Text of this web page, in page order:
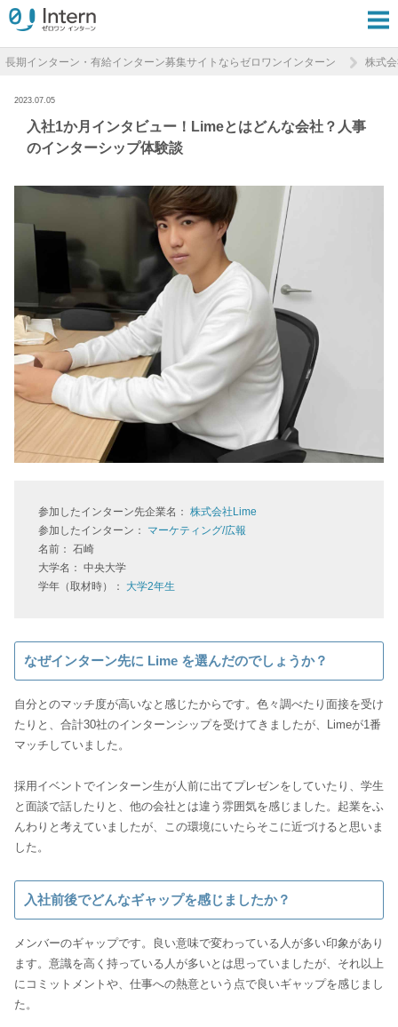
長期インターン・有給インターン募集サイトならゼロワンインターン 株式
2023.07.05
入社1か月インタビュー！Limeとはどんな会社？人事
のインターシップ体験談
参加したインターン先企業名： 株式会社Lime
参加したインターン： マーケティング/広報
名前： 石崎
大学名： 中央大学
学年（取材時）： 大学2年生
なぜインターン先に Lime を選んだのでしょうか？
自分とのマッチ度が高いなと感じたからです。色々調べたり面接を受け
たりと、合計30社のインターンシップを受けてきましたが、Limeが1番
マッチしていました。
採用イベントでインターン生が人前に出てプレゼンをしていたり、学生
と面談で話したりと、他の会社とは違う雰囲気を感じました。起業をふ
んわりと考えていましたが、この環境にいたらそこに近づけると思いま
した。
入社前後でどんなギャップを感じましたか？
メンバーのギャップです。良い意味で変わっている人が多い印象があり
ます。意識を高く持っている人が多いとは思っていましたが、それ以上
にコミットメントや、仕事への熱意という点で良いギャップを感じまし
た。